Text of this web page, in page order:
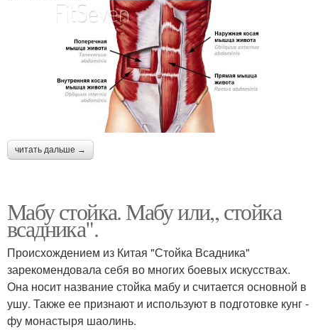
читать дальше →
Мабу стойка. Мабу или,, стойка
всадника".
Происхождением из Китая "Стойка Всадника"
зарекомендовала себя во многих боевых искусствах.
Она носит название стойка мабу и считается основной в
ушу. Также ее признают и используют в подготовке кунг -
фу монастыря шаолинь.